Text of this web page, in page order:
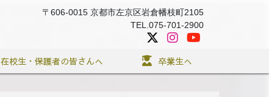
〒606-0015 京都市左京区岩倉幡枝町2105
TEL.075-701-2900
在校生・保護者の皆さんへ 卒業生へ